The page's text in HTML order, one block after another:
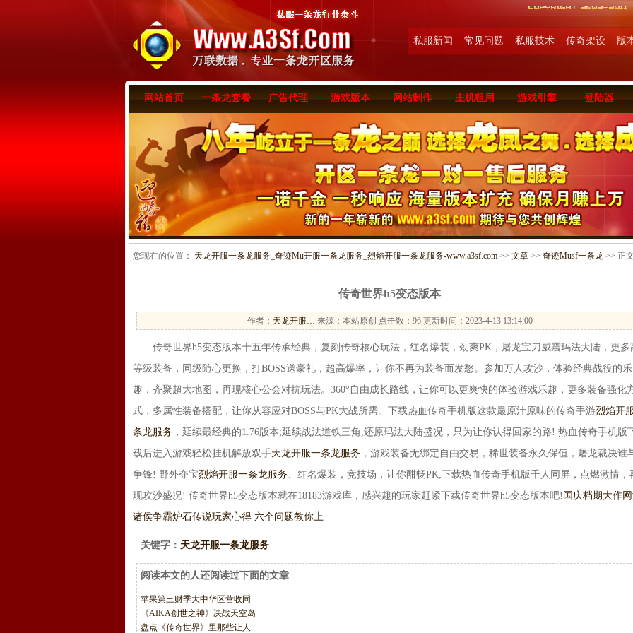
私服新闻 常见问题 私服技术 传奇架设 版
网站首页 一条龙套餐 广告代理 游戏版本 网站制作 主机租用 游戏引擎 登陆器
您现在的位置： 天龙开服一条龙服务_奇迹Mu开服一条龙服务_烈焰开服一条龙服务-www.a3sf.com >> 文章 >> 奇迹Musf一条龙 >> 正
传奇世界h5变态版本
作者： 天龙开服… 来源：本站原创 点击数： 96 更新时间：2023-4-13 13:14:00
传奇世界h5变态版本十五年传承经典，复刻传奇核心玩法，红名爆装，劲爽PK，屠龙宝刀威震玛法大陆，更多
等级装备，同级随心更换，打BOSS送豪礼，超高爆率，让你不再为装备而发愁。参加万人攻沙，体验经典战役的乐
趣，齐聚超大地图，再现核心公会对抗玩法。360°自由成长路线，让你可以更爽快的体验游戏乐趣，更多装备强化
式，多属性装备搭配，让你从容应对BOSS与PK大战所需。下载热血传奇手机版这款最原汁原味的传奇手游烈焰开
条龙服务 ，延续最经典的1.76版本;延续战法道铁三角,还原玛法大陆盛况，只为让你认得回家的路! 热血传奇手机版
载后进入游戏轻松挂机解放双手天龙开服一条龙服务 ，游戏装备无绑定自由交易，稀世装备永久保值，屠龙裁决谁
争锋! 野外夺宝烈焰开服一条龙服务、红名爆装，竞技场，让你酣畅PK;下载热血传奇手机版千人同屏，点燃激情，
现攻沙盛况! 传奇世界h5变态版本就在18183游戏库，感兴趣的玩家赶紧下载传奇世界h5变态版本吧! 国庆档期大作
诸侯争霸炉石传说玩家心得 六个问题教你上
关键字： 天龙开服一条龙服务
阅读本文的人还阅读过下面的文章
苹果第三财季大中华区营收同
《AIKA创世之神》决战天空岛
盘点《传奇世界》里那些让人